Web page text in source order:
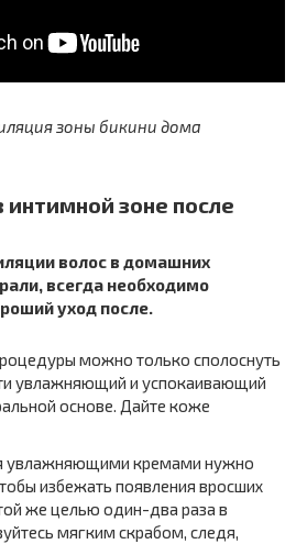
зоны бикини дома
интимной зоне после
волос в домашних
всегда необходимо
уход после.
можно только сполоснуть
увлажняющий и успокаивающий
основе. Дайте коже
увлажняющими кремами нужно
избежать появления вросших
же целью один-два раза в
мягким скрабом, следя,